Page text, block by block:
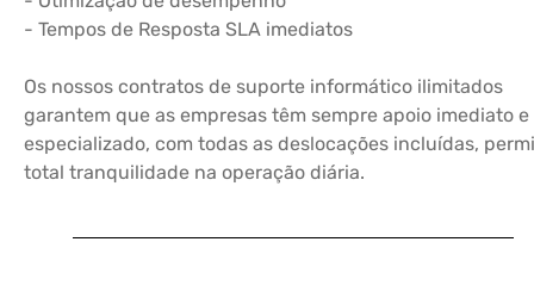
- Tempos de Resposta SLA imediatos
Os nossos contratos de suporte informático ilimitados
garantem que as empresas têm sempre apoio imediato e
especializado, com todas as deslocações incluídas,
total tranquilidade na operação diária.